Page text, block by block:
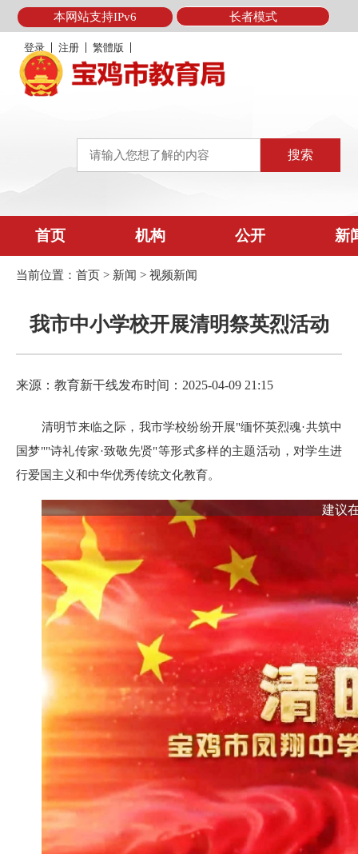
本网站支持IPv6 长者模式
登录 注册 繁體版
首页 机构 公开 新
当前位置： 首页 > 新闻 > 视频新闻
我市中小学校开展清明祭英烈活动
来源：教育新干线发布时间：2025-04-09 21:15
清明节来临之际，我市学校纷纷开展"缅怀英烈魂·共筑中
国梦""诗礼传家·致敬先贤"等形式多样的主题活动，对学生进
行爱国主义和中华优秀传统文化教育。